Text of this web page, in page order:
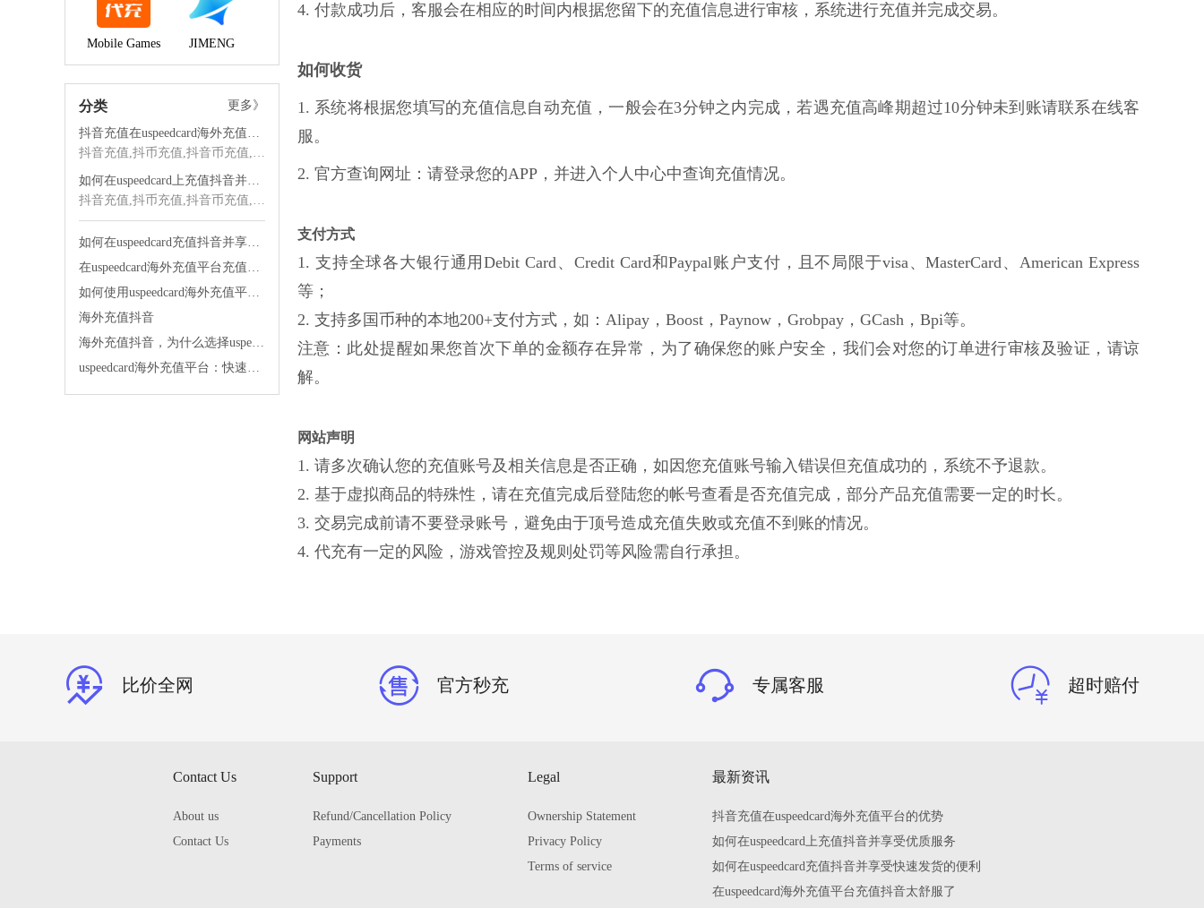
Mobile Games JIMENG
分类 更多》
抖音充值在uspeedcard海外充值平台的优势
抖音充值,抖币充值,抖音币充值,海外抖音充值,抖音海外充值,抖音充值海外,海外充值
如何在uspeedcard上充值抖音并享受优质服务
抖音充值,抖币充值,抖音币充值,海外抖音充值,抖音海外充值,抖音充值海外,海外充值
如何在uspeedcard充值抖音并享受快速发货的便利
在uspeedcard海外充值平台充值抖音太舒服了
如何使用uspeedcard海外充值平台便宜充值抖音
海外充值抖音
海外充值抖音，为什么选择uspeedcard海外充值平台？
uspeedcard海外充值平台：快速充值，让你的生活更便捷！
4. 付款成功后，客服会在相应的时间内根据您留下的充值信息进行审核，系统进行充值并完成交易。
如何收货
1. 系统将根据您填写的充值信息自动充值，一般会在3分钟之内完成，若遇充值高峰期超过10分钟未到账请联系在线客
服。
2. 官方查询网址：请登录您的APP，并进入个人中心中查询充值情况。
支付方式
1. 支持全球各大银行通用Debit Card、Credit Card和Paypal账户支付，且不局限于visa、MasterCard、American Express
等；
2. 支持多国币种的本地200+支付方式，如：Alipay，Boost，Paynow，Grobpay，GCash，Bpi等。
注意：此处提醒如果您首次下单的金额存在异常，为了确保您的账户安全，我们会对您的订单进行审核及验证，请谅
解。
网站声明
1. 请多次确认您的充值账号及相关信息是否正确，如因您充值账号输入错误但充值成功的，系统不予退款。
2. 基于虚拟商品的特殊性，请在充值完成后登陆您的帐号查看是否充值完成，部分产品充值需要一定的时长。
3. 交易完成前请不要登录账号，避免由于顶号造成充值失败或充值不到账的情况。
4. 代充有一定的风险，游戏管控及规则处罚等风险需自行承担。
比价全网 官方秒充 专属客服 超时赔付
Contact Us
About us
Contact Us
Support
Refund/Cancellation Policy
Payments
Legal
Ownership Statement
Privacy Policy
Terms of service
最新资讯
抖音充值在uspeedcard海外充值平台的优势
如何在uspeedcard上充值抖音并享受优质服务
如何在uspeedcard充值抖音并享受快速发货的便利
在uspeedcard海外充值平台充值抖音太舒服了